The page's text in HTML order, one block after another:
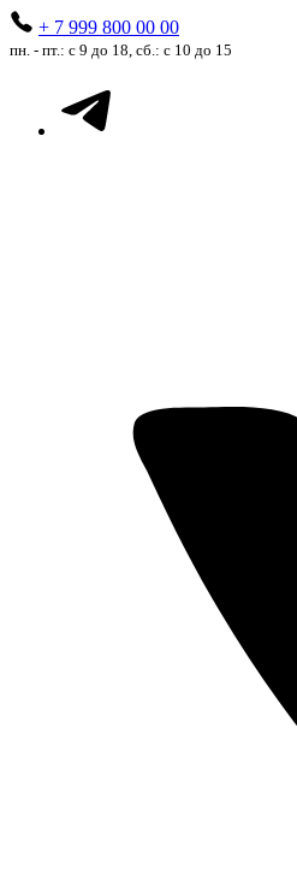
+ 7 999 800 00 00
пн. - пт.: с 9 до 18, сб.: с 10 до 15